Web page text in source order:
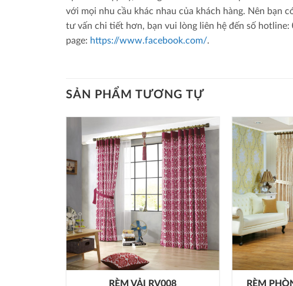
với mọi nhu cầu khác nhau của khách hàng. Nên bạn
tư vấn chi tiết hơn, bạn vui lòng liên hệ đến số hotline:
page: https://www.facebook.com/.
SẢN PHẨM TƯƠNG TỰ
RÈM VẢI RV008 RÈM